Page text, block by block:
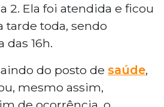
2. Ela foi atendida e ficou
tarde toda, sendo
das 16h.
do posto de saúde,
mesmo assim,